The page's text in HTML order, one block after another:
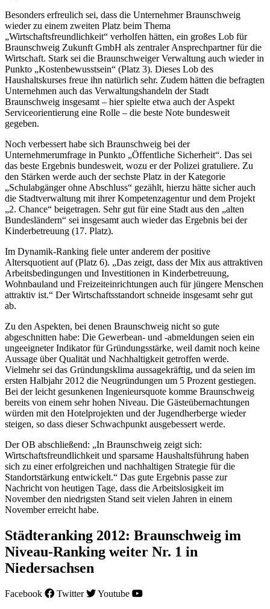
Besonders erfreulich sei, dass die Unternehmer Braunschweig
wieder zu einem zweiten Platz beim Thema
„Wirtschaftsfreundlichkeit“ verholfen hätten, ein großes Lob für
Braunschweig Zukunft GmbH als zentraler Ansprechpartner für die
Wirtschaft. Stark sei die Braunschweiger Verwaltung auch wieder in
Punkto „Kostenbewusstsein“ (Platz 3). Dieses Lob des
Haushaltskurses freue ihn natürlich sehr. Zudem hätten die befragten
Unternehmen auch das Verwaltungshandeln der Stadt
Braunschweig insgesamt – hier spielte etwa auch der Aspekt
Serviceorientierung eine Rolle – die beste Note bundesweit
gegeben.
Noch verbessert habe sich Braunschweig bei der
Unternehmerumfrage in Punkto „Öffentliche Sicherheit“. Das sei
das beste Ergebnis bundesweit, wozu er der Polizei gratuliere. Zu
den Stärken werde auch der sechste Platz in der Kategorie
„Schulabgänger ohne Abschluss“ gezählt, hierzu hätte sicher auch
die Stadtverwaltung mit ihrer Kompetenzagentur und dem Projekt
„2. Chance“ beigetragen. Sehr gut für eine Stadt aus den „alten
Bundesländern“ sei insgesamt auch wieder das Ergebnis bei der
Kinderbetreuung (17. Platz).
Im Dynamik-Ranking fiele unter anderem der positive
Altersquotient auf (Platz 6). „Das zeigt, dass der Mix aus attraktiven
Arbeitsbedingungen und Investitionen in Kinderbetreuung,
Wohnbauland und Freizeiteinrichtungen auch für jüngere Menschen
attraktiv ist.“ Der Wirtschaftsstandort schneide insgesamt sehr gut
ab.
Zu den Aspekten, bei denen Braunschweig nicht so gute
abgeschnitten habe: Die Gewerbean- und -abmeldungen seien ein
ungeeigneter Indikator für Gründungsstärke, weil damit noch keine
Aussage über Qualität und Nachhaltigkeit getroffen werde.
Vielmehr sei das Gründungsklima aussagekräftig, und da seien im
ersten Halbjahr 2012 die Neugründungen um 5 Prozent gestiegen.
Bei der leicht gesunkenen Ingenieursquote komme Braunschweig
bereits von einem sehr hohen Niveau. Die Gästeübernachtungen
würden mit den Hotelprojekten und der Jugendherberge wieder
steigen, so dass dieser Schwachpunkt ausgebessert werde.
Der OB abschließend: „In Braunschweig zeigt sich:
Wirtschaftsfreundlichkeit und sparsame Haushaltsführung haben
sich zu einer erfolgreichen und nachhaltigen Strategie für die
Standortstärkung entwickelt.“ Das gute Ergebnis passe zur
Nachricht von heutigen Tage, dass die Arbeitslosigkeit im
November den niedrigsten Stand seit vielen Jahren in einem
November erreicht habe.
Städteranking 2012: Braunschweig im
Niveau-Ranking weiter Nr. 1 in
Niedersachsen
Facebook Twitter Youtube